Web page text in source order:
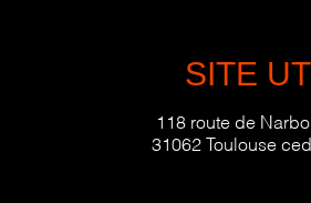
SITE UT
118 route de
31062 Toulouse